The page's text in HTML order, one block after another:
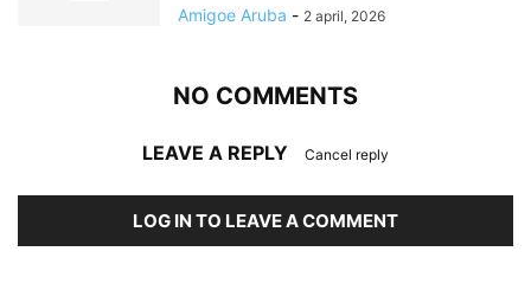
Amigoe Aruba - 2 april, 2026
NO COMMENTS
LEAVE A REPLY Cancel reply
LOG IN TO LEAVE A COMMENT